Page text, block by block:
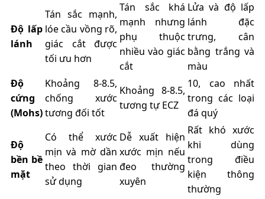
Độ lấp
lánh
Tán sắc mạnh,
lóe cầu vồng rõ,
giác cắt được
tối ưu hơn
Tán sắc khá
mạnh nhưng
phụ thuộc
nhiều vào giác
cắt
Lửa và độ lấp
lánh đặc
trưng, cân
bằng trắng và
màu
Độ
cứng
(Mohs)
Khoảng 8-8.5,
chống xước
tương đối tốt
Khoảng 8-8.5,
tương tự ECZ
10, cao nhất
trong các loại
đá quý
Độ
bền bề
mặt
Có thể xước
mịn và mờ dần
theo thời gian
sử dụng
Dễ xuất hiện
xước mịn nếu
đeo thường
xuyên
Rất khó xước
khi dùng
trong điều
kiện thông
thường